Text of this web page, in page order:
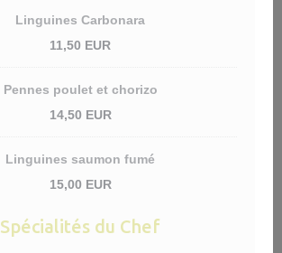
Linguines Carbonara
11,50 EUR
Pennes poulet et chorizo
14,50 EUR
Linguines saumon fumé
15,00 EUR
Spécialités du Chef